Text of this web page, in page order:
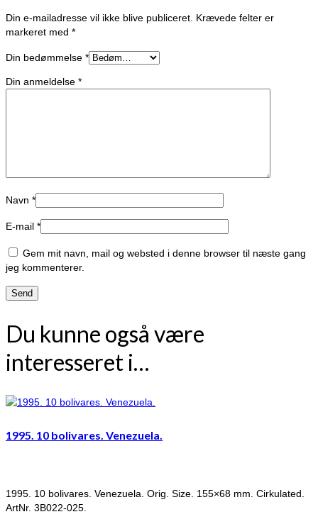
Din e-mailadresse vil ikke blive publiceret. Krævede felter er
markeret med *
Din bedømmelse *
Din anmeldelse *
Navn *
E-mail *
Gem mit navn, mail og websted i denne browser til næste gang
jeg kommenterer.
Du kunne også være
interesseret i…
1995. 10 bolivares. Venezuela.
1995. 10 bolivares. Venezuela. Orig. Size. 155×68 mm. Cirkulated.
ArtNr. 3B022-025.